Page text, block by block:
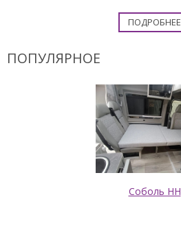
ПОДРОБНЕЕ
ПОПУЛЯРНОЕ
Соболь НН